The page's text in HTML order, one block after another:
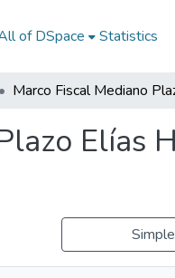
of DSpace Statistics
Elías